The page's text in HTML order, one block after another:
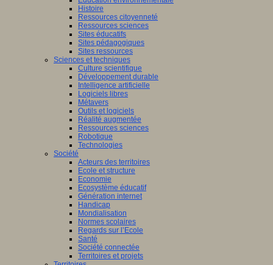
Histoire
Ressources citoyenneté
Ressources sciences
Sites éducatifs
Sites pédagogiques
Sites ressources
Sciences et techniques
Culture scientifique
Développement durable
Intelligence artificielle
Logiciels libres
Métavers
Outils et logiciels
Réalité augmentée
Ressources sciences
Robotique
Technologies
Société
Acteurs des territoires
Ecole et structure
Economie
Ecosystème éducatif
Génération internet
Handicap
Mondialisation
Normes scolaires
Regards sur l’Ecole
Santé
Société connectée
Territoires et projets